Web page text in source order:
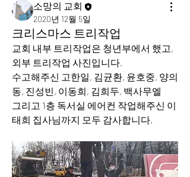
소망의 교회
2020년 12월 5일
크리스마스 트리작업
교회 내부 트리작업은 청년부에서 했고,
외부 트리작업 사진입니다.
수고해주신 고한일, 김균환, 윤호중, 양의
동, 진성빈, 이동희, 김희두, 백사무엘
그리고 1층 독서실 에어컨 작업해주신 이
태희 집사님까지 모두 감사합니다.